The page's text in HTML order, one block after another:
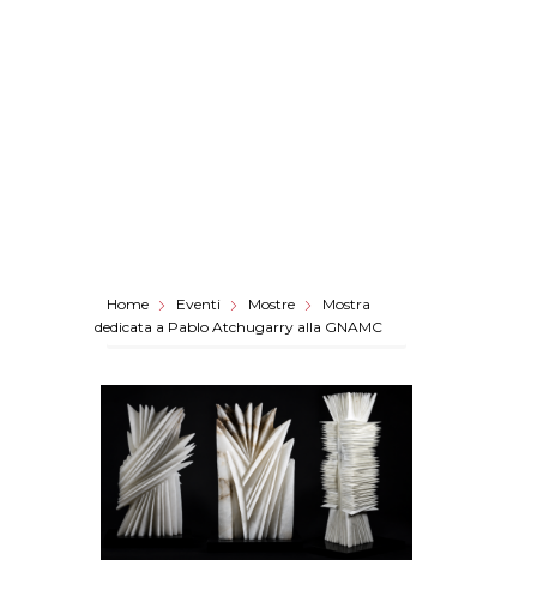
Home Eventi Mostre
Mostra
dedicata a Pablo Atchugarry alla GNAMC